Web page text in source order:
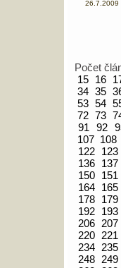
26.7.2009
Počet
15 16
34 35
53 54
72 73
91
92
107 108
122
123
136
137
150
151
164
165
178
179
192
193
206 207
220
221
234
235
248
249